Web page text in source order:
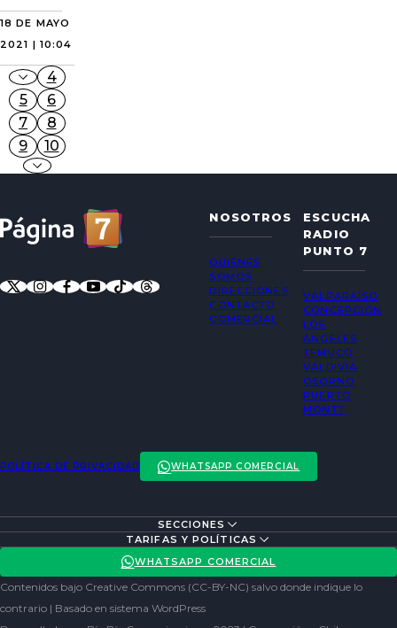
18 DE MAYO
2021 | 10:04
4
5
6
7
8
9
10
NOSOTROS
QUIÉNES
SOMOS
DIRECCIONES
CONTACTO
COMERCIAL
ESCUCHA
RADIO
PUNTO 7
VALPARAÍSO
CONCEPCIÓN
LOS
ÁNGELES
TEMUCO
VALDIVIA
OSORNO
PUERTO
MONTT
POLÍTICA DE PRIVACIDAD WHATSAPP COMERCIAL
SECCIONES
ACTUALIDAD
REDES SOCIALES
TARIFAS Y POLÍTICAS
POLÍTICA DE PRIVACIDAD
WHATSAPP COMERCIAL
Contenidos bajo Creative Commons (CC-BY-NC) salvo donde indique lo
contrario | Basado en sistema WordPress